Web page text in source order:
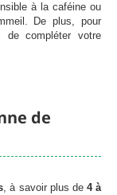
à la caféine ou
De plus, pour
de compléter votre
de
, à savoir plus de 4 à